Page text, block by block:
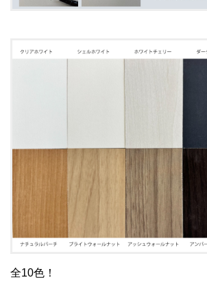
全10色！